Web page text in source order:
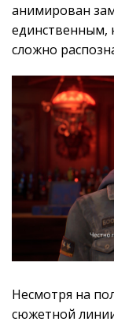
анимирован
единственным,
сложно
Несмотря на
сюжетной